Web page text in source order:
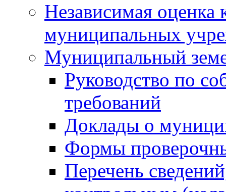
Независимая оценка
муниципальных
Муниципальный
Руководство по
требований
Доклады о
Формы
Перечень